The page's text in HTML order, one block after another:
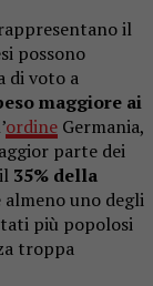
il
possono
di voto a
maggiore ai
ordine Germania,
parte dei
35% della
uno degli
più popolosi
troppa